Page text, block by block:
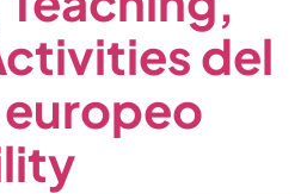
del